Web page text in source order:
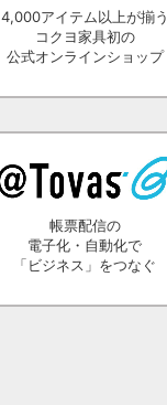
4,000アイテム以上が揃う
コクヨ家具初の
公式オンラインショップ
帳票配信の
電子化・自動化で
「ビジネス」をつなぐ